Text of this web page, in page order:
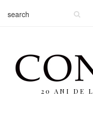
20 ANI DE